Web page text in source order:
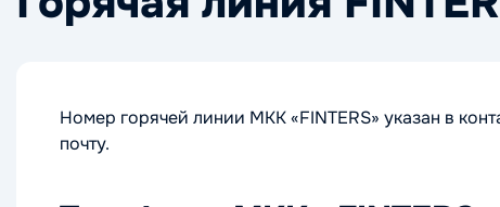
Номер горячей линии МКК «FINTERS» указан в
почту.